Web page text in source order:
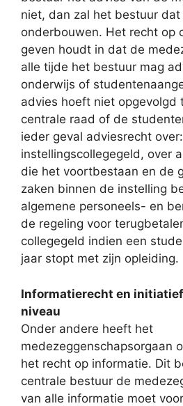
niet, dan zal het bestuur dat
onderbouwen. Het recht op
geven houdt in dat de
alle tijde het bestuur mag
onderwijs of
advies hoeft niet opgevolgd
centrale raad of de
ieder geval adviesrecht
instellingscollegegeld, over
die het voortbestaan en de
zaken binnen de instelling
algemene personeels- en
de regeling voor
collegegeld indien een
jaar stopt met zijn opleiding.
Informatierecht en
niveau
Onder andere heeft het
medezeggenschapsorgaan
het recht op informatie. Dit
centrale bestuur de
van alle informatie moet